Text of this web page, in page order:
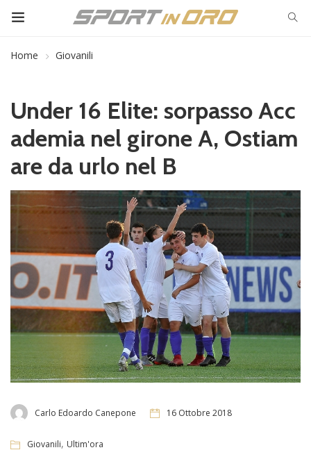
Home Giovanili
Under 16 Elite: sorpasso Acc
ademia nel girone A, Ostiam
are da urlo nel B
Carlo Edoardo Canepone 16 Ottobre 2018
Giovanili, Ultim'ora